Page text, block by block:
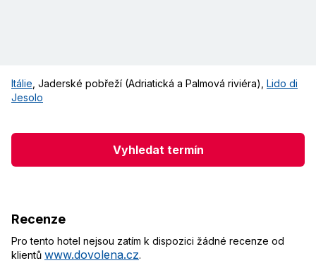
Itálie Jaderské pobřeží (Adriatická a Palmová riviéra) Lido di
Jesolo
Vyhledat termín
Recenze
Pro tento hotel nejsou zatím k dispozici žádné recenze od
klientů www.dovolena.cz.